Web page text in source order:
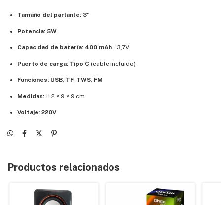
Tamaño del parlante: 3"
Potencia: 5W
Capacidad de batería: 400 mAh– 3,7V
Puerto de carga: Tipo C (cable incluido)
Funciones: USB, TF, TWS, FM
Medidas: 11.2 × 9 × 9 cm
Voltaje: 220V
Productos relacionados